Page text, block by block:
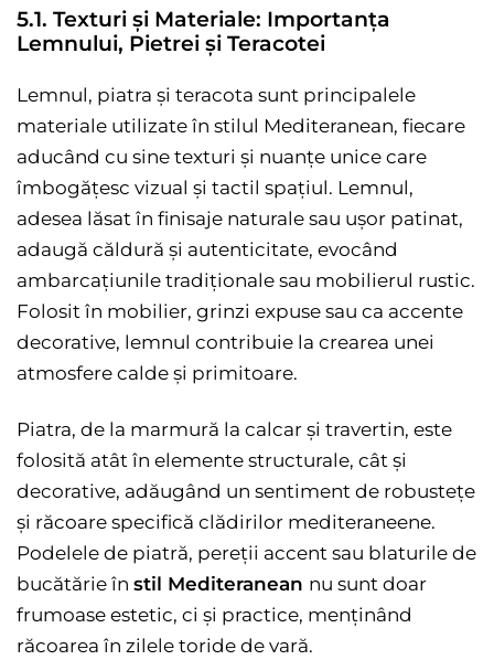
5.1. Texturi și Materiale: Importanța
Lemnului, Pietrei și Teracotei
Lemnul, piatra și teracota sunt principalele
materiale utilizate în stilul Mediteranean, fiecare
aducând cu sine texturi și nuanțe unice care
îmbogățesc vizual și tactil spațiul. Lemnul,
adesea lăsat în finisaje naturale sau ușor patinat,
adaugă căldură și autenticitate, evocând
ambarcațiunile tradiționale sau mobilierul rustic.
Folosit în mobilier, grinzi expuse sau ca accente
decorative, lemnul contribuie la crearea unei
atmosfere calde și primitoare.
Piatra, de la marmură la calcar și travertin, este
folosită atât în elemente structurale, cât și
decorative, adăugând un sentiment de robustețe
și răcoare specifică clădirilor mediteraneene.
Podelele de piatră, pereții accent sau blaturile de
bucătărie în stil Mediteranean nu sunt doar
frumoase estetic, ci și practice, menținând
răcoarea în zilele toride de vară.